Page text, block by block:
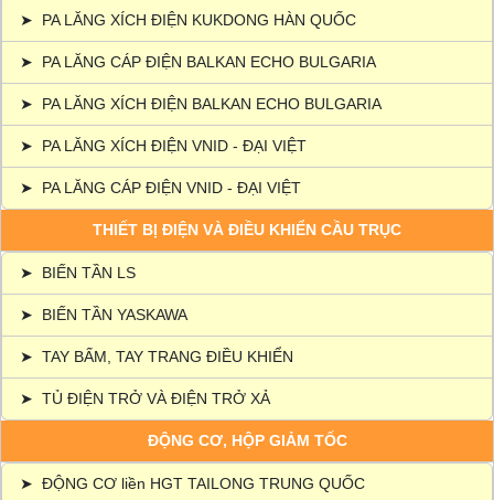
➤ PA LĂNG XÍCH ĐIỆN KUKDONG HÀN QUỐC
➤ PA LĂNG CÁP ĐIỆN BALKAN ECHO BULGARIA
➤ PA LĂNG XÍCH ĐIỆN BALKAN ECHO BULGARIA
➤ PA LĂNG XÍCH ĐIỆN VNID - ĐẠI VIỆT
➤ PA LĂNG CÁP ĐIỆN VNID - ĐẠI VIỆT
THIẾT BỊ ĐIỆN VÀ ĐIỀU KHIỂN CẦU TRỤC
➤ BIẾN TẦN LS
➤ BIẾN TẦN YASKAWA
➤ TAY BẤM, TAY TRANG ĐIỀU KHIỂN
➤ TỦ ĐIỆN TRỞ VÀ ĐIỆN TRỞ XẢ
ĐỘNG CƠ, HỘP GIẢM TỐC
➤ ĐỘNG CƠ liền HGT TAILONG TRUNG QUỐC